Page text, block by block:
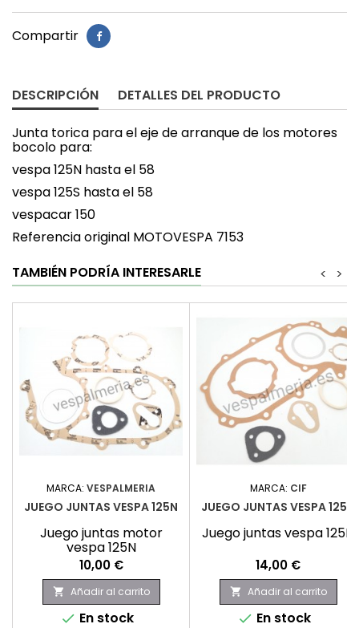
Compartir
DESCRIPCIÓN DETALLES DEL PRODUCTO
Junta torica para el eje de arranque de los motores
bocolo para:
vespa 125N hasta el 58
vespa 125S hasta el 58
vespacar 150
Referencia original MOTOVESPA 7153
TAMBIÉN PODRÍA INTERESARLE
>
<
MARCA: VESPALMERIA
JUEGO JUNTAS VESPA 125N
Juego juntas motor
vespa 125N
Precio
10,00 €
 Añadir al carrito
 En stock
MARCA: CIF
JUEGO JUNTAS VESPA 125N
Juego juntas vespa 125N
Precio
14,00 €
 Añadir al carrito
 En stock